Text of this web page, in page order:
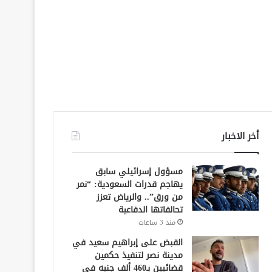
أخر الاخبار
مسؤول إسرائيلي سابق
يهاجم قدرات السعودية: “نمر
من ورق”.. والرياض تعزز
تحالفاتها الدفاعية
منذ 3 ساعات
القبض على إبراهيم سعيد في
مدينة نصر لتنفيذ حكمين
قضائيين بـ460 ألف جنيه في